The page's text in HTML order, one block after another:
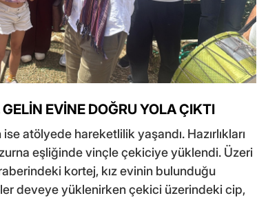
EVİNE DOĞRU YOLA ÇIKTI
atölyede hareketlilik yaşandı. Hazırlıkları
eşliğinde vinçle çekiciye yüklendi. Üzeri
kortej, kız evinin bulunduğu
deveye yüklenirken çekici üzerindeki cip,